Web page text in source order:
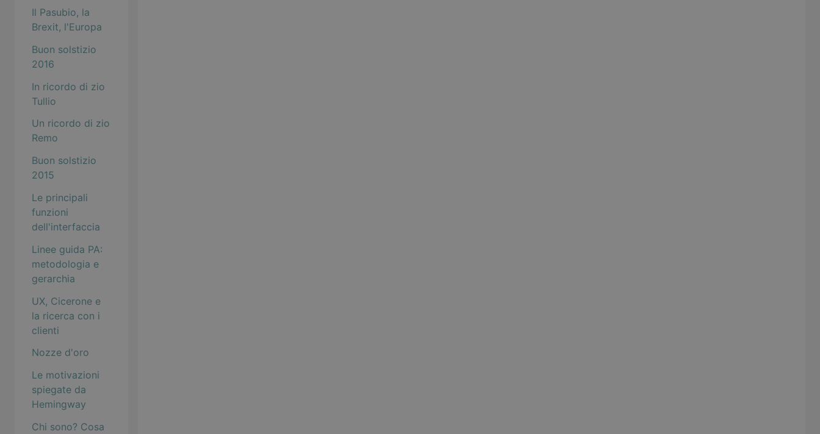
Il Pasubio, la
Brexit, l'Europa
Buon solstizio
2016
In ricordo di zio
Tullio
Un ricordo di zio
Remo
Buon solstizio
2015
Le principali
funzioni
dell'interfaccia
Linee guida PA:
metodologia e
gerarchia
UX, Cicerone e
la ricerca con i
clienti
Nozze d'oro
Le motivazioni
spiegate da
Hemingway
Chi sono? Cosa